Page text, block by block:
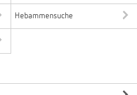
Hebammensuche